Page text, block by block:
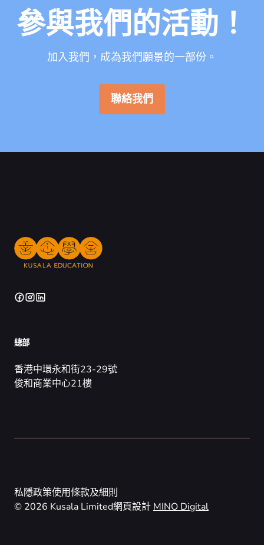
參與我們的活動！
加入我們，成為我們願景的一部份。
聯絡我們
總部
香港中環永和街23-29號
俊和商業中心21樓
© 2026 Kusala Limited網頁設計 MINO Digital
私隱政策使用條款及細則